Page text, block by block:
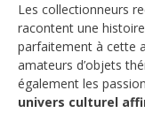
Les collectionneurs
racontent une histoire
parfaitement à cette
amateurs d’objets
également les
univers culturel